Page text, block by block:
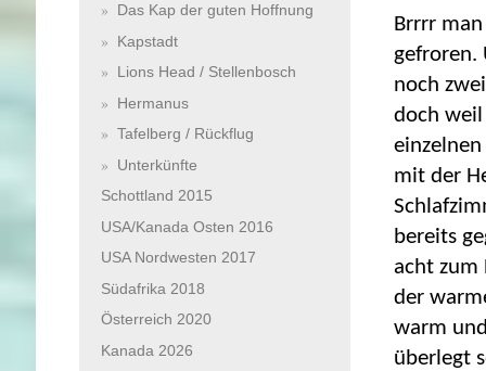
Brrrr
gefroren.
noch
doch weil
mit der
bereits
acht zum
der
warm
überlegt
Das Kap der guten Hoffnung
Kapstadt
Lions Head / Stellenbosch
Hermanus
Tafelberg / Rückflug
Unterkünfte
Schottland 2015
USA/Kanada Osten 2016
USA Nordwesten 2017
Südafrika 2018
Österreich 2020
Kanada 2026